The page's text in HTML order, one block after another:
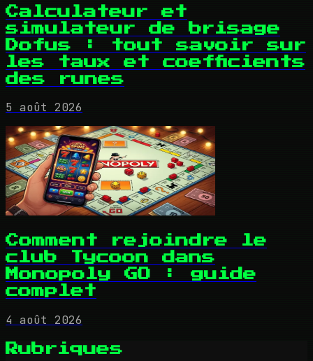
Calculateur et
simulateur de brisage
Dofus : tout savoir sur
les taux et coefficients
des runes
5 août 2026
Comment rejoindre le
club Tycoon dans
Monopoly GO : guide
complet
4 août 2026
Rubriques